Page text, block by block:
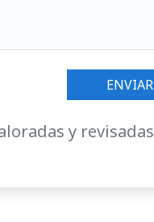
y revisadas